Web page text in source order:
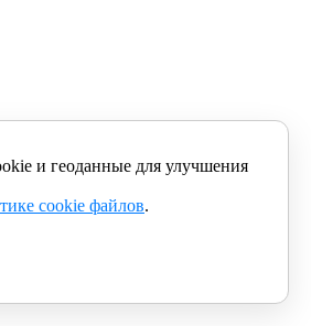
и геоданные для улучшения
cookie файлов.